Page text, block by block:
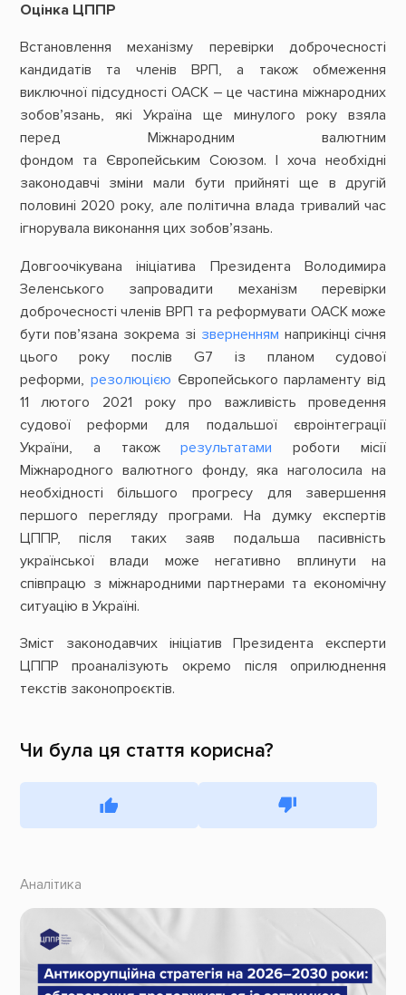
Оцінка ЦППР
Встановлення механізму перевірки доброчесності
кандидатів та членів ВРП, а також обмеження
виключної підсудності ОАСК – це частина міжнародних
зобов’язань, які Україна ще минулого року взяла
перед Міжнародним валютним
фондом та Європейським Союзом. І хоча необхідні
законодавчі зміни мали бути прийняті ще в другій
половині 2020 року, але політична влада тривалий час
ігнорувала виконання цих зобов’язань.
Довгоочікувана ініціатива Президента Володимира
Зеленського запровадити механізм перевірки
доброчесності членів ВРП та реформувати ОАСК може
бути пов’язана зокрема зі зверненням наприкінці січня
цього року послів G7 із планом судової
реформи, резолюцією Європейського парламенту від
11 лютого 2021 року про важливість проведення
судової реформи для подальшої євроінтеграції
України, а такожрезультатами роботи місії
Міжнародного валютного фонду, яка наголосила на
необхідності більшого прогресу для завершення
першого перегляду програми. На думку експертів
ЦППР, після таких заяв подальша пасивність
української влади може негативно вплинути на
співпрацю з міжнародними партнерами та економічну
ситуацію в Україні.
Зміст законодавчих ініціатив Президента експерти
ЦППР проаналізують окремо після оприлюднення
текстів законопроєктів.
Чи була ця стаття корисна?
Аналітика